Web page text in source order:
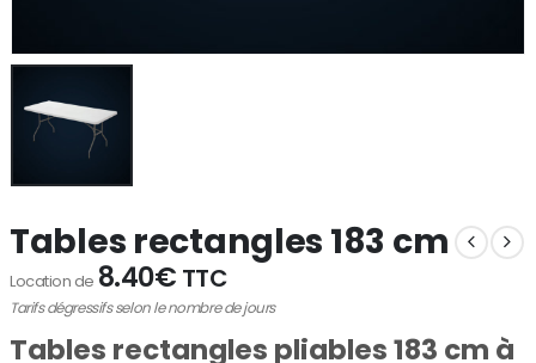
Tables rectangles 183 cm
Location de 8.40€ TTC
Tarifs dégressifs selon le nombre de jours
Tables rectangles pliables 183 cm à